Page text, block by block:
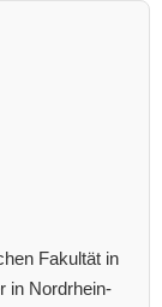
Fakultät in
in Nordrhein-